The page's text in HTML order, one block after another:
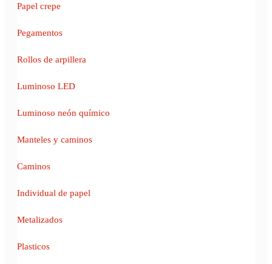
Papel crepe
Pegamentos
Rollos de arpillera
Luminoso LED
Luminoso neón químico
Manteles y caminos
Caminos
Individual de papel
Metalizados
Plasticos